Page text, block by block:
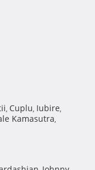
, Cuplu, Iubire,
Kamasutra,